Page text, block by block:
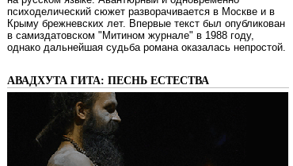
психоделический сюжет разворачивается в Москве и в
Крыму брежневских лет. Впервые текст был опубликован
в самиздатовском "Митином журнале" в 1988 году,
однако дальнейшая судьба романа оказалась непростой.
АВАДХУТА ГИТА: ПЕСНЬ ЕСТЕСТВА